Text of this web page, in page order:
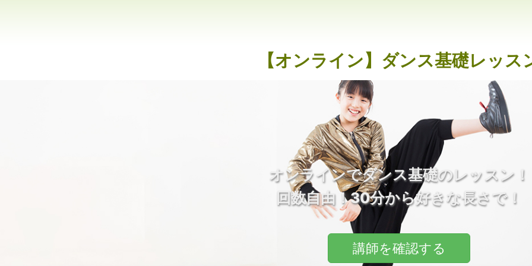
【オンライン】ダンス基礎レッス
オンラインでダンス基礎のレッスン！
回数自由！30分から好きな長さで！
講師を確認する